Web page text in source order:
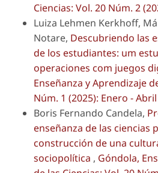
Ciencias: Vol. 20 Núm. 2
Luiza Lehmen Kerkhoff,
Notare, Descubriendo las
de los estudiantes: um
operaciones com juegos
Enseñanza y Aprendizaje
Núm. 1 (2025): Enero - Abril
Boris Fernando Candela,
enseñanza de las ciencias
construcción de una
sociopolítica , Góndola,